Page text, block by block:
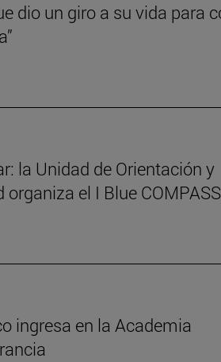
dio un giro a su vida para
la Unidad de Orientación y
el I Blue
ingresa en la Academia